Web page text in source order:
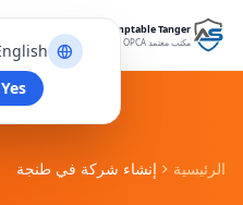
Yes
Expert-Comptable Tanger
مكتب معتمد OPCA
الرئيسية إنشاء شركة في طنجة